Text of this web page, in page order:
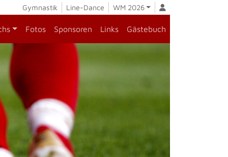
Gymnastik Line-Dance WM 2026
Fotos Sponsoren Links Gästebuch